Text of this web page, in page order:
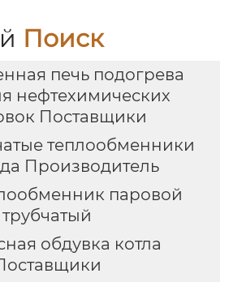
Поиск
печь подогрева
нефтехимических
Поставщики
теплообменники
Производитель
паровой
трубчатый
обдувка котла